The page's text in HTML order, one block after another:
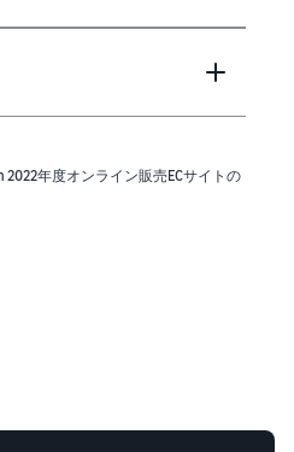
2022年度オンライン販売ECサイトの